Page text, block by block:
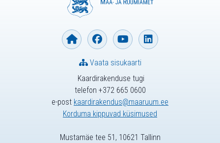
Kaardirakenduse tugi
telefon +372 665 0600
e-post kaardirakendus@maaruum.ee
Korduma kippuvad küsimused
Vaata sisukaarti
Mustamäe tee 51, 10621 Tallinn